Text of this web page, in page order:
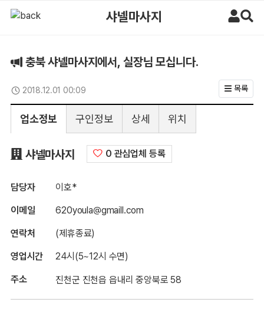
샤넬마사지
충북 샤넬마사지에서, 실장님 모십니다.
2018.12.01 00:09
업데이트일
목록
업소정보 구인정보 상세 위치
샤넬마사지구인정보0 관심업체 등록
담당자 이호*
이메일 620youla@gmaill.com
연락처 (제휴종료)
영업시간 24시(5~12시 수면)
주소 진천군 진천읍 읍내리 중앙북로 58